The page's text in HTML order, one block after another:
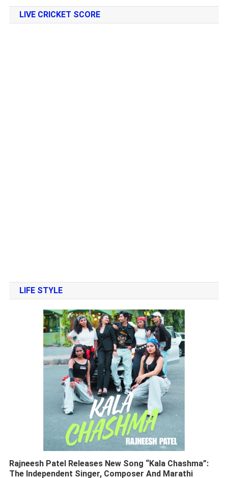
LIVE CRICKET SCORE
LIFE STYLE
Rajneesh Patel Releases New Song “Kala Chashma”:
The Independent Singer, Composer And Marathi